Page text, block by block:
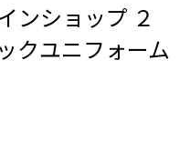
ンショップ ２
クユニフォーム